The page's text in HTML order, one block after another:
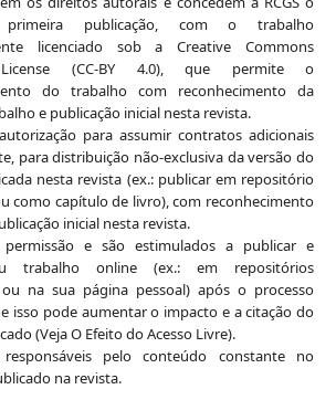
publicação, com o trabalho
licenciado sob a Creative Commons
(CC-BY 4.0), que permite o
do trabalho com reconhecimento da
e publicação inicial nesta revista.
para assumir contratos adicionais
para distribuição não-exclusiva da versão do
nesta revista (ex.: publicar em repositório
como capítulo de livro), com reconhecimento
inicial nesta revista.
e são estimulados a publicar e
trabalho online (ex.: em repositórios
na sua página pessoal) após o processo
isso pode aumentar o impacto e a citação do
(Veja O Efeito do Acesso Livre).
pelo conteúdo constante no
na revista.